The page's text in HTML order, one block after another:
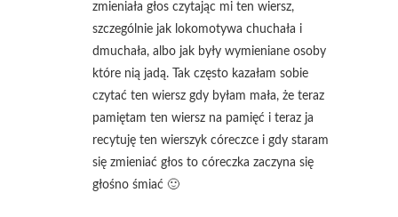
zmieniała głos czytając mi ten wiersz,
szczególnie jak lokomotywa chuchała i
dmuchała, albo jak były wymieniane osoby
które nią jadą. Tak często kazałam sobie
czytać ten wiersz gdy byłam mała, że teraz
pamiętam ten wiersz na pamięć i teraz ja
recytuję ten wierszyk córeczce i gdy staram
się zmieniać głos to córeczka zaczyna się
głośno śmiać 🙂